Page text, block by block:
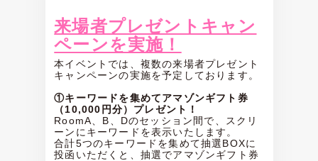
来場者プレゼントキャン
ペーンを実施！
本イベントでは、複数の来場者プレゼント
キャンペーンの実施を予定しております。
①キーワードを集めてアマゾンギフト券
（10,000円分）プレゼント！
RoomA、B、Dのセッション間で、スクリ
ーンにキーワードを表示いたします。
合計5つのキーワードを集めて抽選BOXに
投函いただくと、抽選でアマゾンギフト券